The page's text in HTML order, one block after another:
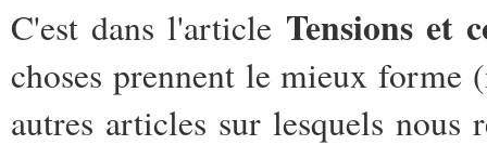
C'est dans l'article Tensions et
choses prennent le mieux forme
autres articles sur lesquels